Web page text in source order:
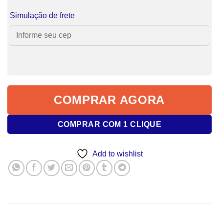
Simulação de frete
COMPRAR AGORA
COMPRAR COM 1 CLIQUE
Add to wishlist